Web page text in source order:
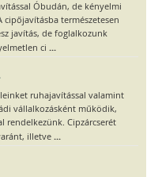
Óbudán, de kényelmi
természetesen
javítás, de foglalkozunk
ci ...
ruhajavítással valamint
vállalkozásként működik,
rendelkezünk. Cipzárcserét
illetve ...